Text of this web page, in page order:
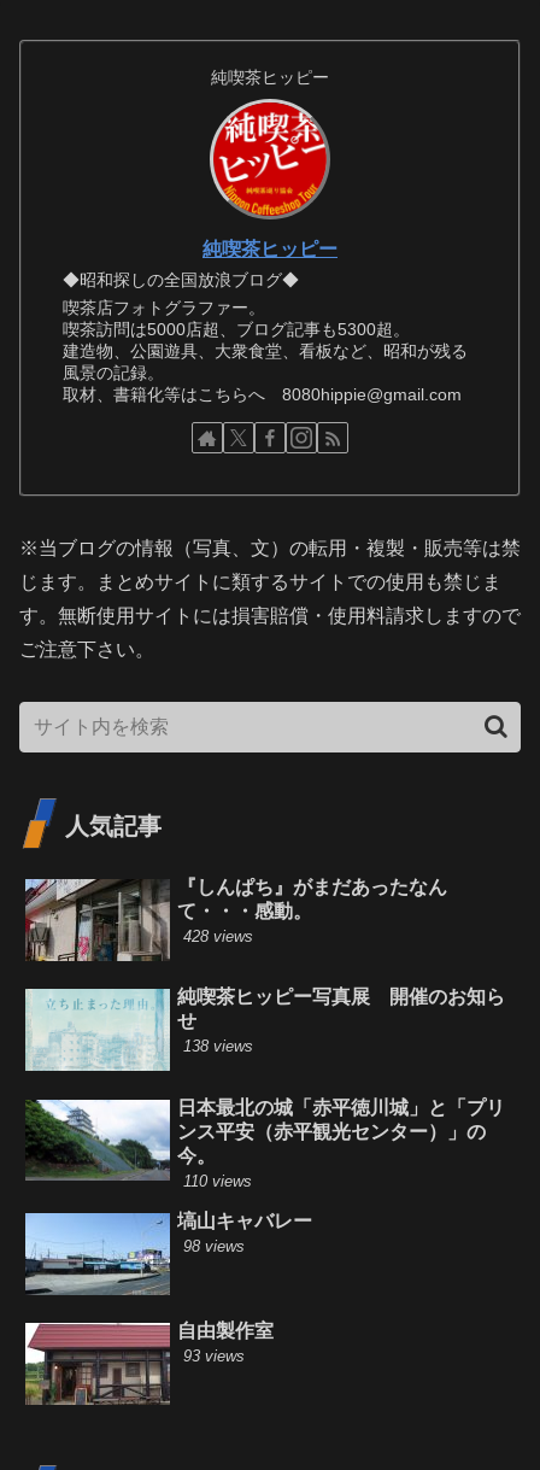
純喫茶ヒッピー
純喫茶ヒッピー
◆昭和探しの全国放浪ブログ◆
喫茶店フォトグラファー。
喫茶訪問は5000店超、ブログ記事も5300超。
建造物、公園遊具、大衆食堂、看板など、昭和が残る
風景の記録。
取材、書籍化等はこちらへ 8080hippie@gmail.com
※当ブログの情報（写真、文）の転用・複製・販売等は禁
じます。まとめサイトに類するサイトでの使用も禁じま
す。無断使用サイトには損害賠償・使用料請求しますので
ご注意下さい。
人気記事
『しんぱち』がまだあったなん
て・・・感動。
428 views
純喫茶ヒッピー写真展 開催のお知ら
せ
138 views
日本最北の城「赤平徳川城」と「プリ
ンス平安（赤平観光センター）」の
今。
110 views
塙山キャバレー
98 views
自由製作室
93 views